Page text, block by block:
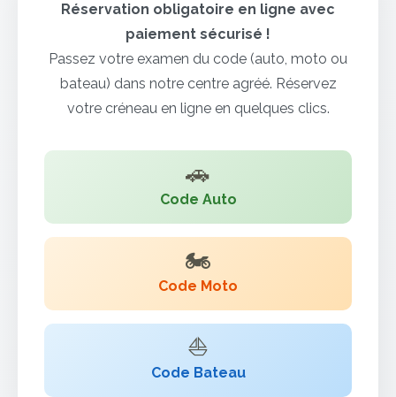
Réservation obligatoire en ligne avec
paiement sécurisé !
Passez votre examen du code (auto, moto ou
bateau) dans notre centre agréé. Réservez
votre créneau en ligne en quelques clics.
🚗
Code Auto
🏍️
Code Moto
⛵
Code Bateau